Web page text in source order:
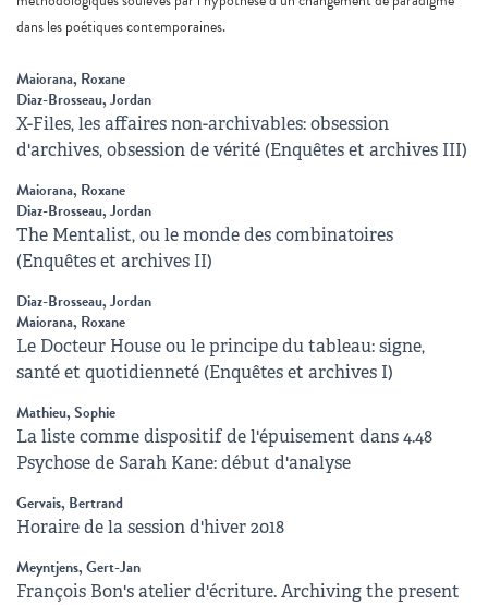
dans les poétiques contemporaines.
Maiorana, Roxane
Diaz-Brosseau, Jordan
X-Files, les affaires non-archivables: obsession
d'archives, obsession de vérité (Enquêtes et archives III)
Maiorana, Roxane
Diaz-Brosseau, Jordan
The Mentalist, ou le monde des combinatoires
(Enquêtes et archives II)
Diaz-Brosseau, Jordan
Maiorana, Roxane
Le Docteur House ou le principe du tableau: signe,
santé et quotidienneté (Enquêtes et archives I)
Mathieu, Sophie
La liste comme dispositif de l'épuisement dans 4.48
Psychose de Sarah Kane: début d'analyse
Gervais, Bertrand
Horaire de la session d'hiver 2018
Meyntjens, Gert-Jan
François Bon's atelier d'écriture. Archiving the present